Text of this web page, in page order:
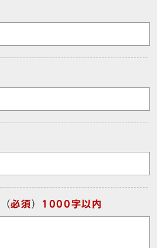
（必須） 1000字以内